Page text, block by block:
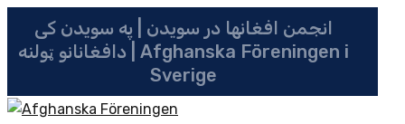
انجمن افغانها در سویدن | په سویدن کی
دافغانانو ټولنه | Afghanska Föreningen i
Sverige